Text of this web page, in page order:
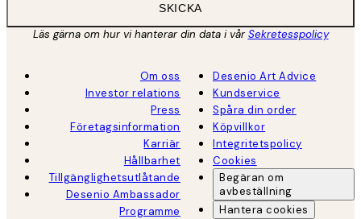
SKICKA
Läs gärna om hur vi hanterar din data i vårSekretesspolicy
Om oss
Investor relations
Press
Företagsinformation
Karriär
Hållbarhet
Tillgänglighetsutlåtande
Desenio Ambassador
Programme
Desenio Art Advice
Kundservice
Spåra din order
Köpvillkor
Integritetspolicy
Cookies
Begäran om
avbeställning
Hantera cookies